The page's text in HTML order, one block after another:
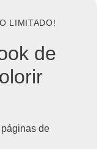
LIMITADO!
de
de